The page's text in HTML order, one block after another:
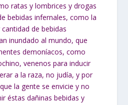
ratas y lombrices y drogas
bebidas infernales, como la
cantidad de bebidas
inundado al mundo, que
demoníacos, como
venenos para inducir
a la raza, no judía, y por
la gente se envicie y no
éstas dañinas bebidas y